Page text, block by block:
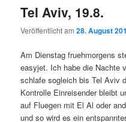
Tel Aviv, 19.8.
Veröffentlicht am28. August
Am Dienstag fruehmorgens
easyjet. Ich habe die Nachte
schlafe sogleich bis Tel Aviv
Kontrolle Einreisender bleibt
auf Fluegen mit El Al oder
und so wird es ein